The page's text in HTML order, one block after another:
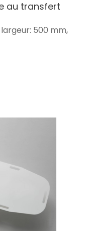
au transfert
500 mm,